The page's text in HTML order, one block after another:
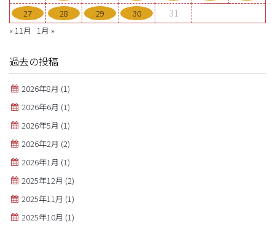
27
28 29 30 31
« 11月 1月 »
過去の投稿
2026年8月 (1)
2026年6月 (1)
2026年5月 (1)
2026年2月 (2)
2026年1月 (1)
2025年12月 (2)
2025年11月 (1)
2025年10月 (1)